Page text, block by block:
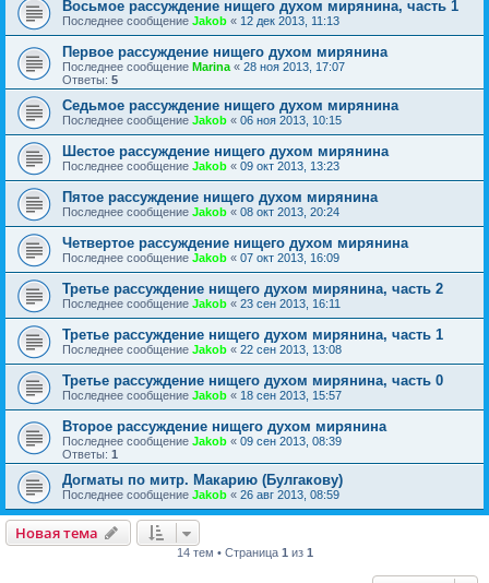
Восьмое рассуждение нищего духом мирянина, часть 1
Последнее сообщение Jakob « 12 дек 2013, 11:13
Первое рассуждение нищего духом мирянина
Последнее сообщение Marina « 28 ноя 2013, 17:07
Ответы: 5
Седьмое рассуждение нищего духом мирянина
Последнее сообщение Jakob « 06 ноя 2013, 10:15
Шестое рассуждение нищего духом мирянина
Последнее сообщение Jakob « 09 окт 2013, 13:23
Пятое рассуждение нищего духом мирянина
Последнее сообщение Jakob « 08 окт 2013, 20:24
Четвертое рассуждение нищего духом мирянина
Последнее сообщение Jakob « 07 окт 2013, 16:09
Третье рассуждение нищего духом мирянина, часть 2
Последнее сообщение Jakob « 23 сен 2013, 16:11
Третье рассуждение нищего духом мирянина, часть 1
Последнее сообщение Jakob « 22 сен 2013, 13:08
Третье рассуждение нищего духом мирянина, часть 0
Последнее сообщение Jakob « 18 сен 2013, 15:57
Второе рассуждение нищего духом мирянина
Последнее сообщение Jakob « 09 сен 2013, 08:39
Ответы: 1
Догматы по митр. Макарию (Булгакову)
Последнее сообщение Jakob « 26 авг 2013, 08:59
Новая тема
14 тем • Страница 1 из 1